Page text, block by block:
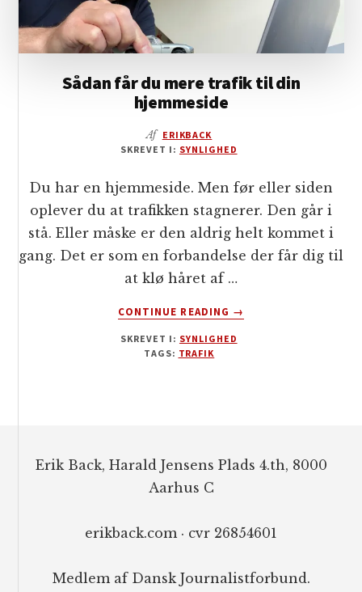
Sådan får du mere trafik til din
hjemmeside
Af ERIKBACK
SKREVET I: SYNLIGHED
Du har en hjemmeside. Men før eller siden
oplever du at trafikken stagnerer. Den går i
stå. Eller måske er den aldrig helt kommet i
gang. Det er som en forbandelse der får dig til
at klø håret af …
CONTINUE READING
OM
FÅR
→
SKREVET I: SYNLIGHED
TAGS: TRAFIK
Erik Back, Harald Jensens Plads 4.th, 8000
Aarhus C
erikback.com · cvr 26854601
Medlem af Dansk Journalistforbund.